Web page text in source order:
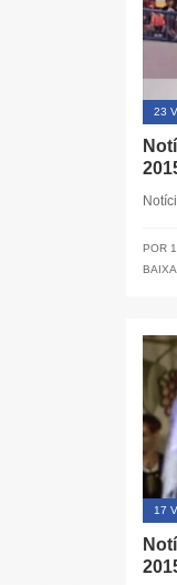
23
POR
BAIXA
17